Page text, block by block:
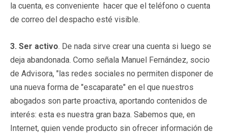
la cuenta, es conveniente hacer que el teléfono o cuenta
de correo del despacho esté visible.
3. Ser activo. De nada sirve crear una cuenta si luego se
deja abandonada. Como señala Manuel Fernández, socio
de Advisora, "las redes sociales no permiten disponer de
una nueva forma de "escaparate" en el que nuestros
abogados son parte proactiva, aportando contenidos de
interés: esta es nuestra gran baza. Sabemos que, en
Internet, quien vende producto sin ofrecer información de